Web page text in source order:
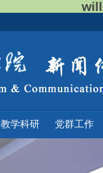
教学科研 党群工作